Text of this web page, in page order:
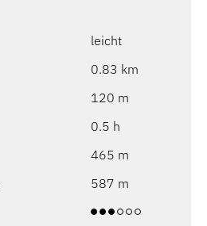
leicht
0.83 km
120 m
0.5 h
465 m
587 m